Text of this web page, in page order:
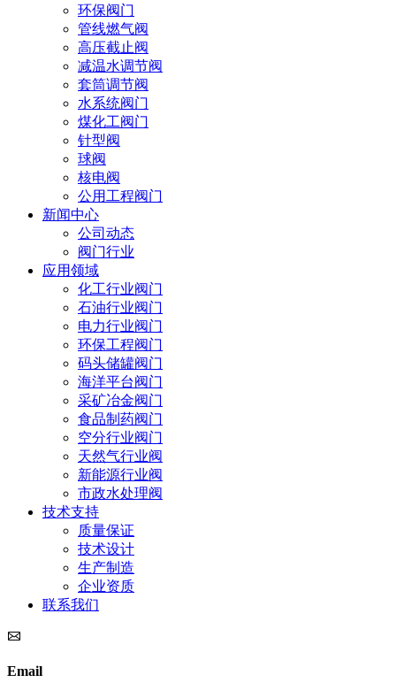
环保阀门
管线燃气阀
高压截止阀
减温水调节阀
套筒调节阀
水系统阀门
煤化工阀门
针型阀
球阀
核电阀
公用工程阀门
新闻中心
公司动态
阀门行业
应用领域
化工行业阀门
石油行业阀门
电力行业阀门
环保工程阀门
码头储罐阀门
海洋平台阀门
采矿冶金阀门
食品制药阀门
空分行业阀门
天然气行业阀
新能源行业阀
市政水处理阀
技术支持
质量保证
技术设计
生产制造
企业资质
联系我们
Email